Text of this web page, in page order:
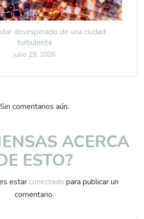
desesperado de una ciudad
turbulenta
Posted
julio 29, 2026
Sin comentarios aún.
ACERCA
ESTO?
estar conectado para publicar un
comentario.